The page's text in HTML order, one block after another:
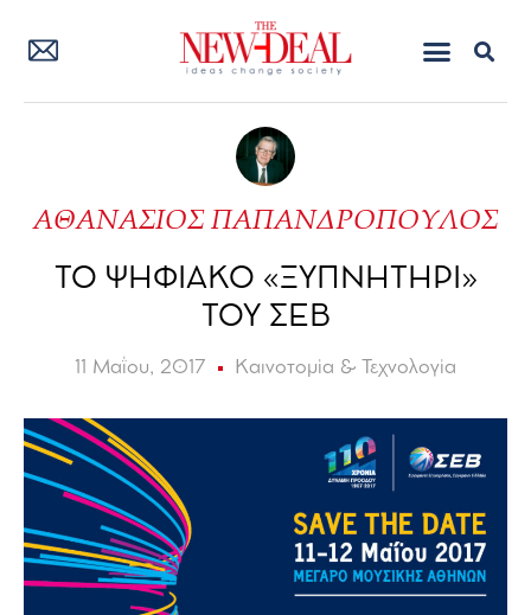
ΑΘΑΝΑΣΙΟΣ ΠΑΠΑΝΔΡΟΠΟΥΛΟΣ
ΤΟ ΨΗΦΙΑΚΟ «ΞΥΠΝΗΤΗΡΙ»
ΤΟΥ ΣΕΒ
11 Μαΐου, 2017 Καινοτομία & Τεχνολογία